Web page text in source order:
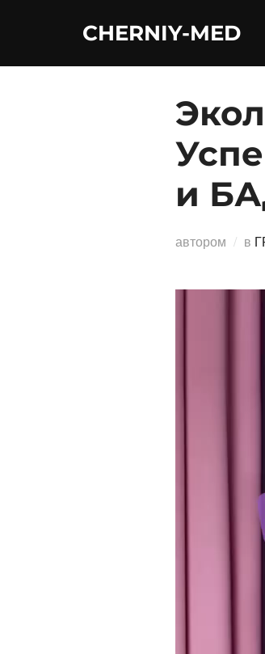
CHERNIY-MED
и
автором в